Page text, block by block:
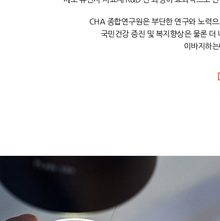
CHA 종합연구원은 부단한 연구와 노력
국민건강 증진 및 복지향상은 물론
이바지하